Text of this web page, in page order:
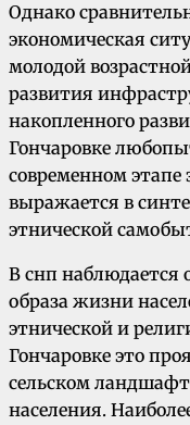
Однако
экономическая
молодой
развития
накопленного
Гончаровке
современном этапе
выражается в
этнической
В снп наблюдается
образа жизни
этнической и
Гончаровке это
сельском
населения.